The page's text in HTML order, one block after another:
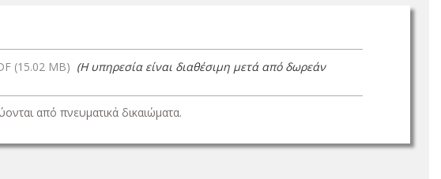
(15.02 MB) (Η υπηρεσία είναι διαθέσιμη μετά από δωρεάν
από πνευματικά δικαιώματα.